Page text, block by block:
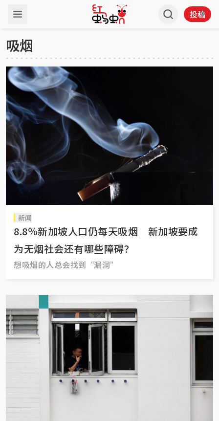
投稿
吸烟
新闻
8.8％新加坡人口仍每天吸烟 新加坡要成
为无烟社会还有哪些障碍？
想吸烟的人总会找到“漏洞”